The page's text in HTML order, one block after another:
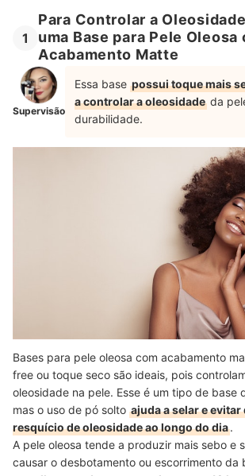
1
Para Controlar a
uma Base para Pele Oleosa
Acabamento Matte
Supervisão
Essa base possui toque mais
a controlar a oleosidade da
durabilidade.
Bases para pele oleosa com acabamento
free ou toque seco são ideais, pois
oleosidade na pele. Esse é um tipo de base
mas o uso de pó solto ajuda a selar e
resquício de oleosidade ao longo do dia.
A pele oleosa tende a produzir mais sebo e
causar o desbotamento ou escorrimento da